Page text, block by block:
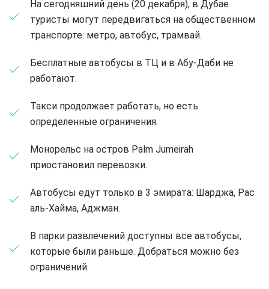
На сегодняшний день (20 декабря), в Дубае
туристы могут передвигаться на общественном
транспорте: метро, автобус, трамвай.
Бесплатные автобусы в ТЦ и в Абу-Даби не
работают.
Такси продолжает работать, но есть
определенные ограничения.
Монорельс на остров Palm Jumeirah
приостановил перевозки.
Автобусы едут только в 3 эмирата: Шарджа, Рас
аль-Хайма, Аджман.
В парки развлечений доступны все автобусы,
которые были раньше. Добраться можно без
ограничений.